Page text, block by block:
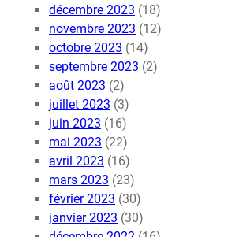
décembre 2023 (18)
novembre 2023 (12)
octobre 2023 (14)
septembre 2023 (2)
août 2023 (2)
juillet 2023 (3)
juin 2023 (16)
mai 2023 (22)
avril 2023 (16)
mars 2023 (23)
février 2023 (30)
janvier 2023 (30)